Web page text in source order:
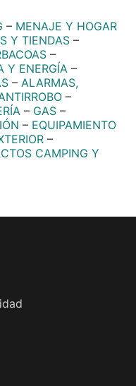
– MENAJE Y HOGAR
Y TIENDAS –
–
Y ENERGÍA –
– ALARMAS,
–
– GAS –
– EQUIPAMIENTO
–
CAMPING Y